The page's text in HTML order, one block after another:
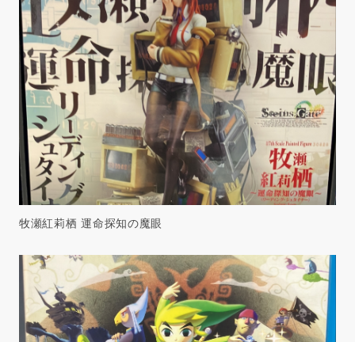
牧瀬紅莉栖 運命探知の魔眼